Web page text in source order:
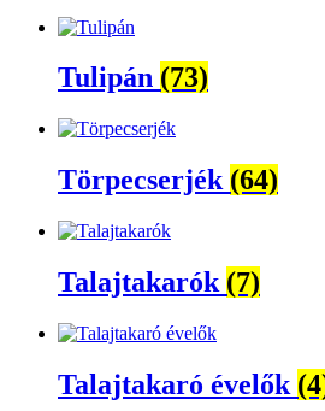
Tulipán (73)
Törpecserjék (64)
Talajtakarók (7)
Talajtakaró évelők